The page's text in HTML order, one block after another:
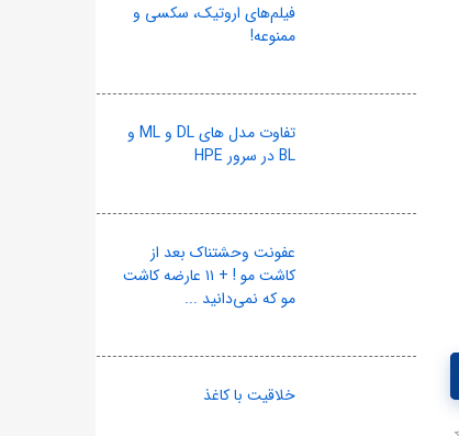
فیلم‌های اروتیک، سکسی و
ممنوعه!
تفاوت مدل های DL و ML و
BL در سرور HPE
عفونت وحشتناک بعد از
کاشت مو ! + ۱۱ عارضه کاشت
مو که نمی‌دانید ...
خلاقیت با کاغذ